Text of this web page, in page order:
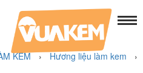
KEM›Hương liệu làm kem ›